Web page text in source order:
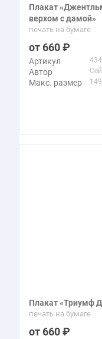
Плакат
верхом с дамой»
печать на бумаге
660
Артикул
Автор
Макс. размер
Плакат «Триумф
печать на бумаге
660